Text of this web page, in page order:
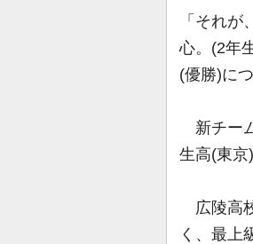
「それ
心。(2年
(優勝)に
新チー
生高(東京
広陵高
く、最上